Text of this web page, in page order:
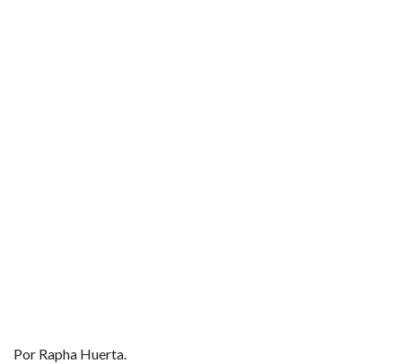
Por Rapha Huerta.